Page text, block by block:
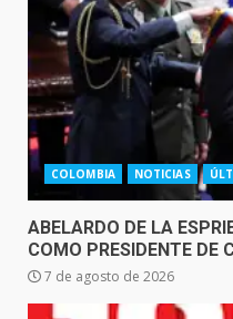
COLOMBIA NOTICIAS
ABELARDO DE LA
COMO PRESIDENTE DE
7 de agosto de 2026